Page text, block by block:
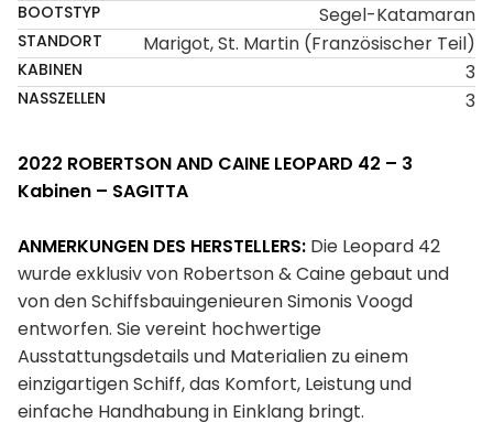
BOOTSTYP Segel-Katamaran
STANDORT Marigot, St. Martin (französischer Teil)
KABINEN 3
NASSZELLEN 3
2022 ROBERTSON AND CAINE LEOPARD 42 – 3
Kabinen – SAGITTA
ANMERKUNGEN DES HERSTELLERS: Die Leopard 42
wurde exklusiv von Robertson & Caine gebaut und
von den Schiffsbauingenieuren Simonis Voogd
entworfen. Sie vereint hochwertige
Ausstattungsdetails und Materialien zu einem
einzigartigen Schiff, das Komfort, Leistung und
einfache Handhabung in Einklang bringt.